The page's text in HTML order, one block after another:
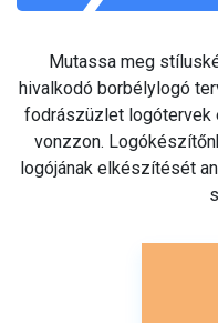
Mutassa meg
hivalkodó borbélylogó
fodrászüzlet logótervek
vonzzon.
logójának elkészítését